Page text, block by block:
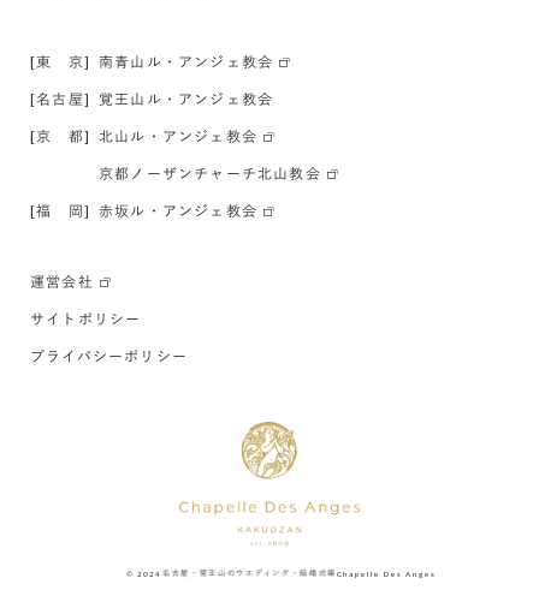
[東 京] 南青山ル・アンジェ教会
[名古屋] 覚王山ル・アンジェ教会
[京 都] 北山ル・アンジェ教会
京都ノーザンチャーチ北山教会
[福 岡] 赤坂ル・アンジェ教会
運営会社
サイトポリシー
プライバシーポリシー
© 2024 名古屋・覚王山のウエディング・結婚式場 Chapelle Des Anges